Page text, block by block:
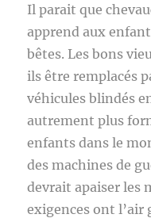
Il parait que
apprend aux
bêtes. Les bons
ils être remplacés
véhicules blindés
autrement plus
enfants dans le
des machines de
devrait apaiser les
exigences ont l’air